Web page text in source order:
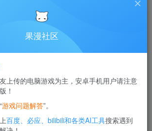
请付费后查看
10
果漫社区
上传的电脑游戏为主，安卓手机用户请注意
！
游戏问题解答”。
百度、必应、bilibili和各类AI工具搜索遇到